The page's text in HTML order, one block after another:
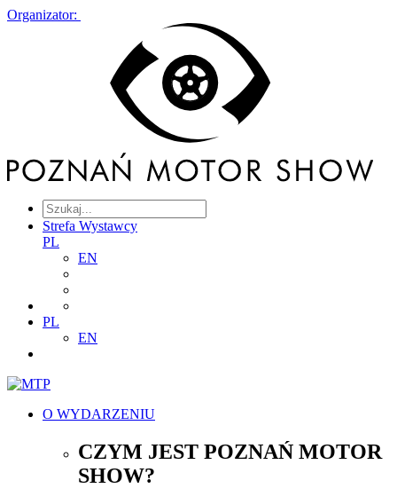
Organizator:
Strefa Wystawcy
PL
EN
PL
EN
O WYDARZENIU
CZYM JEST POZNAŃ MOTOR
SHOW?